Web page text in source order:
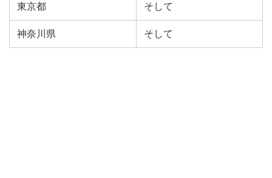
東京都 そして
神奈川県 そして